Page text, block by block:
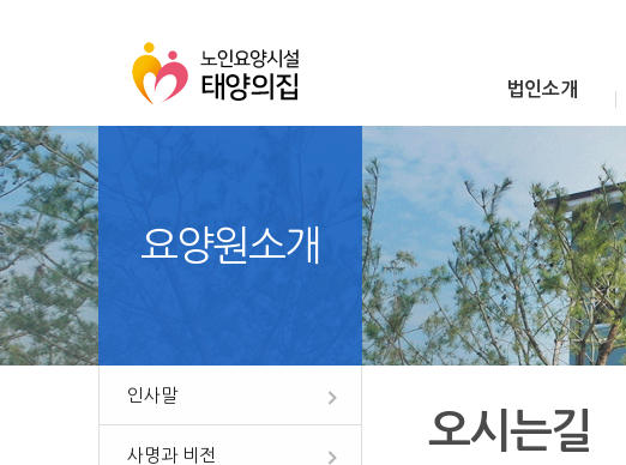
법인소개
요양원소개
인사말
사명과 비전
오시는길